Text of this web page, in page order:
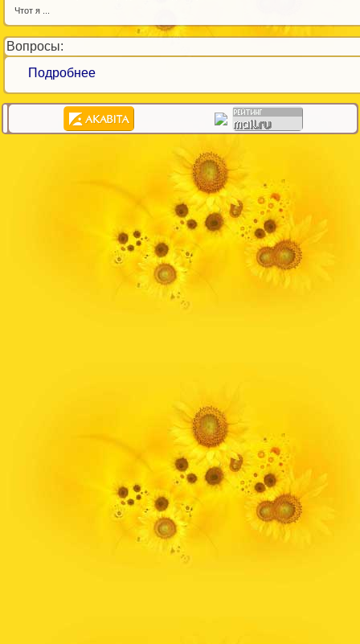
Чтот я ...
Вопросы:
Подробнее